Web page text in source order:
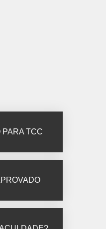
PARA TCC